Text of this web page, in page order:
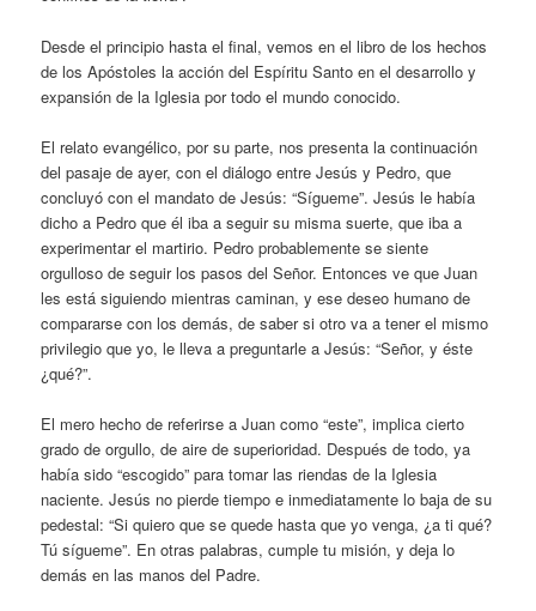
Desde el principio hasta el final, vemos en el libro de los hechos
de los Apóstoles la acción del Espíritu Santo en el desarrollo y
expansión de la Iglesia por todo el mundo conocido.
El relato evangélico, por su parte, nos presenta la continuación
del pasaje de ayer, con el diálogo entre Jesús y Pedro, que
concluyó con el mandato de Jesús: “Sígueme”. Jesús le había
dicho a Pedro que él iba a seguir su misma suerte, que iba a
experimentar el martirio. Pedro probablemente se siente
orgulloso de seguir los pasos del Señor. Entonces ve que Juan
les está siguiendo mientras caminan, y ese deseo humano de
compararse con los demás, de saber si otro va a tener el mismo
privilegio que yo, le lleva a preguntarle a Jesús: “Señor, y éste
¿qué?”.
El mero hecho de referirse a Juan como “este”, implica cierto
grado de orgullo, de aire de superioridad. Después de todo, ya
había sido “escogido” para tomar las riendas de la Iglesia
naciente. Jesús no pierde tiempo e inmediatamente lo baja de su
pedestal: “Si quiero que se quede hasta que yo venga, ¿a ti qué?
Tú sígueme”. En otras palabras, cumple tu misión, y deja lo
demás en las manos del Padre.